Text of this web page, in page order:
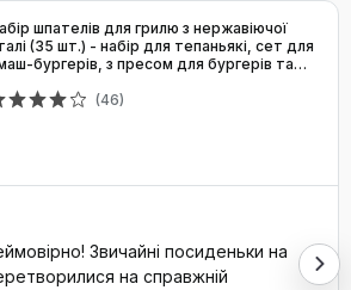
шпателів для грилю з нержавіючої
(35 шт.) - набір для тепаньякі, сет для
бургерів, з пресом для бургерів та
(46)
Звичайні посиденьки на
на справжній